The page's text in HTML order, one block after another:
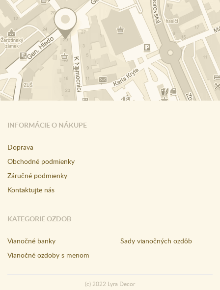
INFORMÁCIE O NÁKUPE
Doprava
Obchodné podmienky
Záručné podmienky
Kontaktujte nás
KATEGORIE OZDOB
Vianočné banky
Vianočné ozdoby s menom
Sady vianočných ozdôb
(c) 2022 Lyra Decor